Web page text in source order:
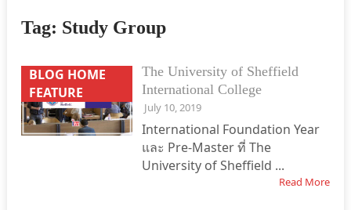
Tag: Study Group
BLOG HOME
FEATURE
The University of Sheffield
International College
July 10, 2019
International Foundation Year
และ Pre-Master ที่ The
University of Sheffield ...
Read More